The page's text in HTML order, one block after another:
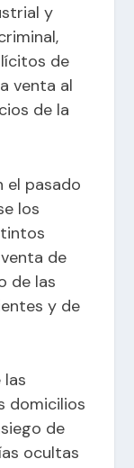
y
de
venta al
de la
el pasado
los
de
de las
y de
domicilios
de
ocultas